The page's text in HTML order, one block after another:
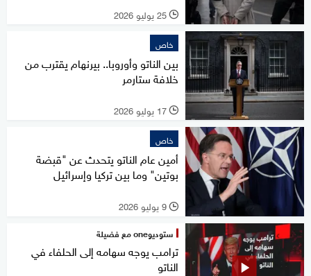
l 25 يوليو 2026
خاص
بين الناتو وأوروبا.. بيرنهام يقترب من
خلافة ستارمر
l 17 يوليو 2026
خاص
أمين عام الناتو يتحدث عن "قبضة
بوتين" وما بين تركيا وإسرائيل
l 9 يوليو 2026
ستوديوone مع فضيلة
ترامب يوجه سهامه إلى الحلفاء في
الناتو